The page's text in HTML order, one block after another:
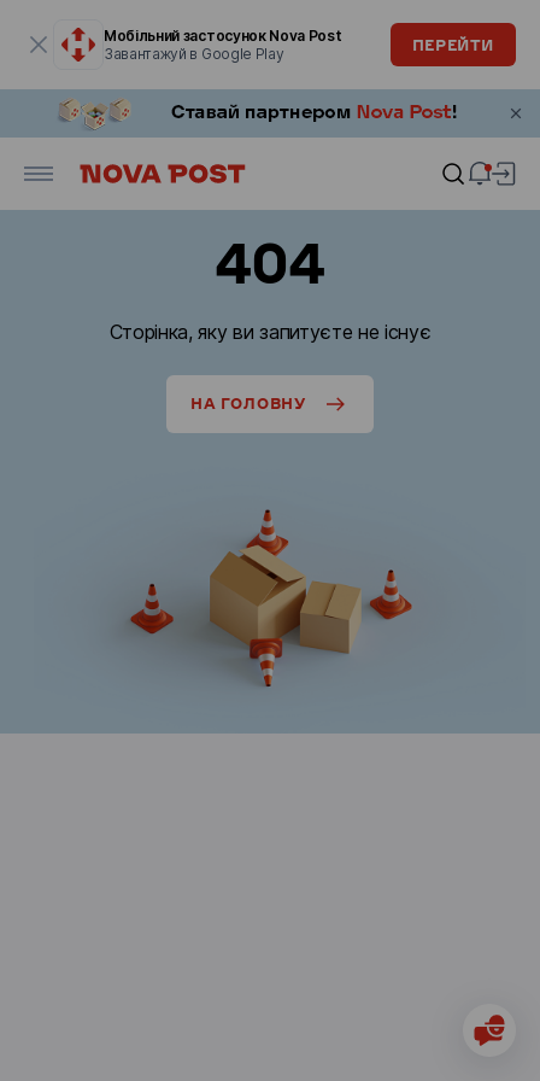
Мобільний застосунок Nova Post
Завантажуй в Google Play
ПЕРЕЙТИ
404
Сторінка, яку ви запитуєте не існує
НА ГОЛОВНУ